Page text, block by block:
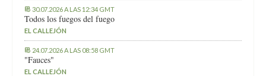
30.07.2026 A LAS 12:34 GMT
Todos los fuegos del fuego
EL CALLEJÓN
24.07.2026 A LAS 08:58 GMT
"Fauces"
EL CALLEJÓN